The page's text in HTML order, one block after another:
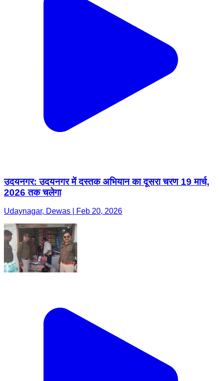
उदयनगर: उदयनगर में दस्तक अभियान का दूसरा चरण 19 मार्च,
2026 तक चलेगा
Udaynagar, Dewas | Feb 20, 2026